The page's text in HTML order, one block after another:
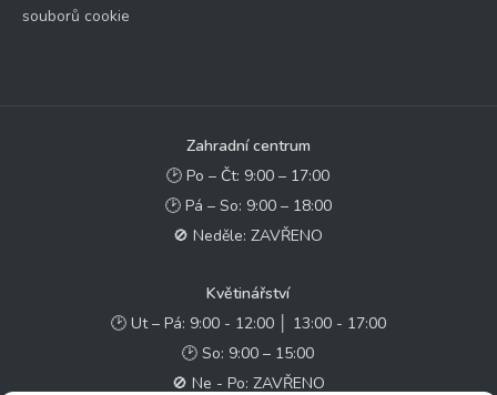
souborů cookie
Zahradní centrum
🕑 Po – Čt: 9:00 – 17:00
🕑 Pá – So: 9:00 – 18:00
🚫 Neděle: ZAVŘENO
Květinářství
🕑 Ut – Pá: 9:00 - 12:00 │ 13:00 - 17:00
🕑 So: 9:00 – 15:00
🚫 Ne - Po: ZAVŘENO